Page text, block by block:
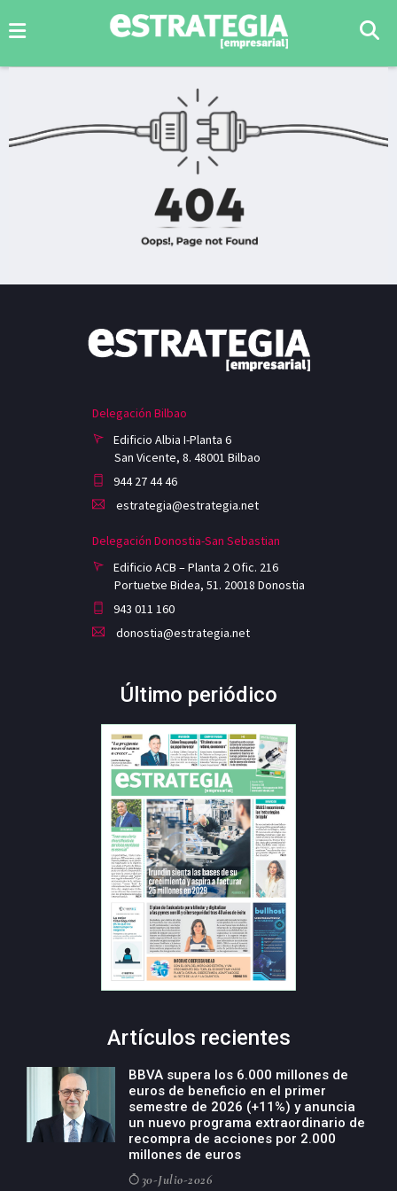
Delegación Bilbao
Edificio Albia I-Planta 6
San Vicente, 8. 48001 Bilbao
944 27 44 46
estrategia@estrategia.net
Delegación Donostia-San Sebastian
Edificio ACB – Planta 2 Ofic. 216
Portuetxe Bidea, 51. 20018 Donostia
943 011 160
donostia@estrategia.net
Último periódico
Artículos recientes
BBVA supera los 6.000 millones de
euros de beneficio en el primer
semestre de 2026 (+11%) y anuncia
un nuevo programa extraordinario de
recompra de acciones por 2.000
millones de euros
30-Julio-2026